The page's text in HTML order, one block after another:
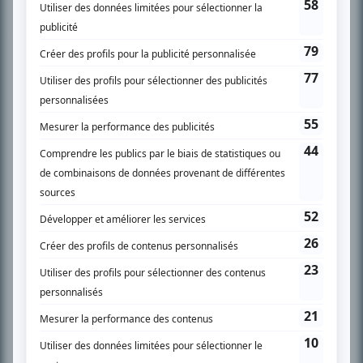
Chroniqueur télé du journal Le Soleil depuis 2001, Richard Therrien carbure à
son petit écran. Celui qu’on surnomme parfois «l’encyclopédie de la
spécialité: la télé québécoise. On peut l’entendre régulièrement commenter
En savoir plus »
SUR LE RÉSEAU BIZZ MÉDIA
PLAN DU SITE
Accueil
Liste des comédiens
Recherche avancée